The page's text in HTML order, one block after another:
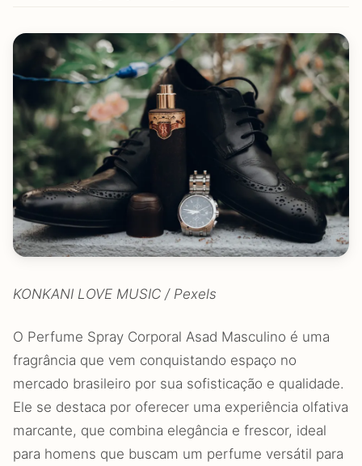
KONKANI LOVE MUSIC / Pexels
O Perfume Spray Corporal Asad Masculino é uma
fragrância que vem conquistando espaço no
mercado brasileiro por sua sofisticação e qualidade.
Ele se destaca por oferecer uma experiência olfativa
marcante, que combina elegância e frescor, ideal
para homens que buscam um perfume versátil para